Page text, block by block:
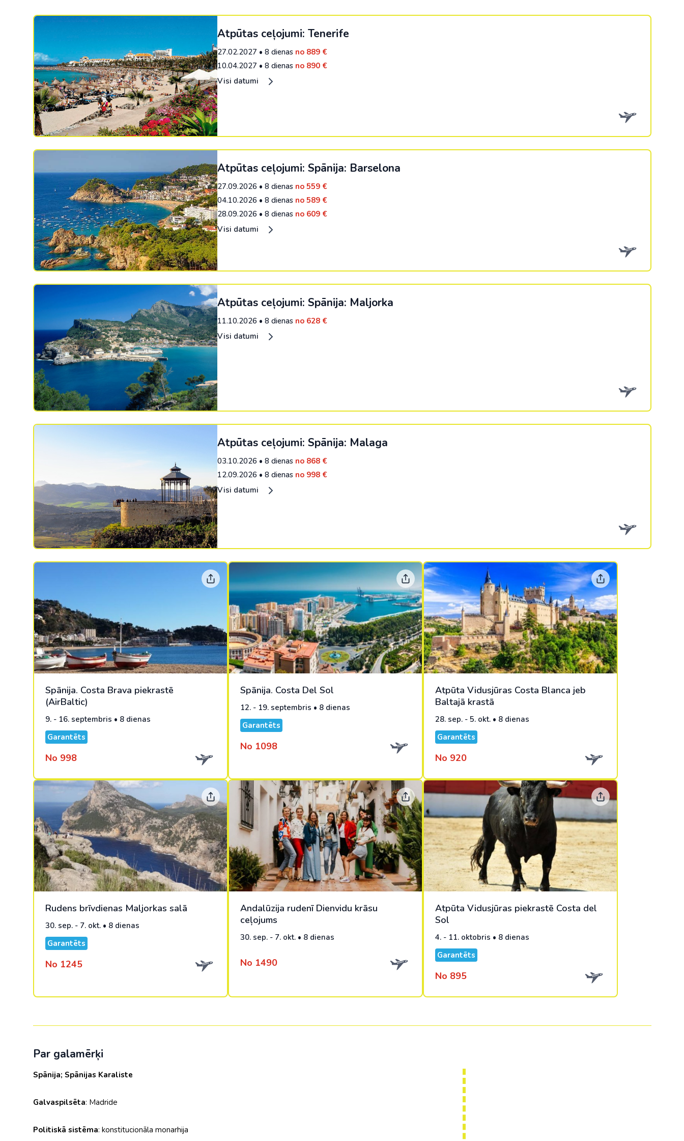
Atpūtas ceļojumi: Tenerife
27.02.2027 • 8 dienas no 889 €
10.04.2027 • 8 dienas no 890 €
Visi datumi
Atpūtas ceļojumi: Spānija: Barselona
27.09.2026 • 8 dienas no 559 €
04.10.2026 • 8 dienas no 589 €
28.09.2026 • 8 dienas no 609 €
Visi datumi
Atpūtas ceļojumi: Spānija: Maljorka
11.10.2026 • 8 dienas no 628 €
Visi datumi
Atpūtas ceļojumi: Spānija: Malaga
03.10.2026 • 8 dienas no 868 €
12.09.2026 • 8 dienas no 998 €
Visi datumi
Spānija. Costa Brava piekrastē
(AirBaltic)
9. - 16. septembris • 8 dienas
Garantēts
No 998
Spānija. Costa Del Sol
12. - 19. septembris • 8 dienas
Garantēts
No 1098
Atpūta Vidusjūras Costa Blanca jeb
Baltajā krastā
28. sep. - 5. okt. • 8 dienas
Garantēts
No 920
Rudens brīvdienas Maljorkas salā
30. sep. - 7. okt. • 8 dienas
Garantēts
No 1245
Andalūzija rudenī Dienvidu krāsu
ceļojums
30. sep. - 7. okt. • 8 dienas
No 1490
Atpūta Vidusjūras piekrastē Costa del
Sol
4. - 11. oktobris • 8 dienas
Garantēts
No 895
Par galamērķi
Spānija; Spānijas Karaliste
Galvaspilsēta: Madride
Politiskā sistēma: konstitucionāla monarhija